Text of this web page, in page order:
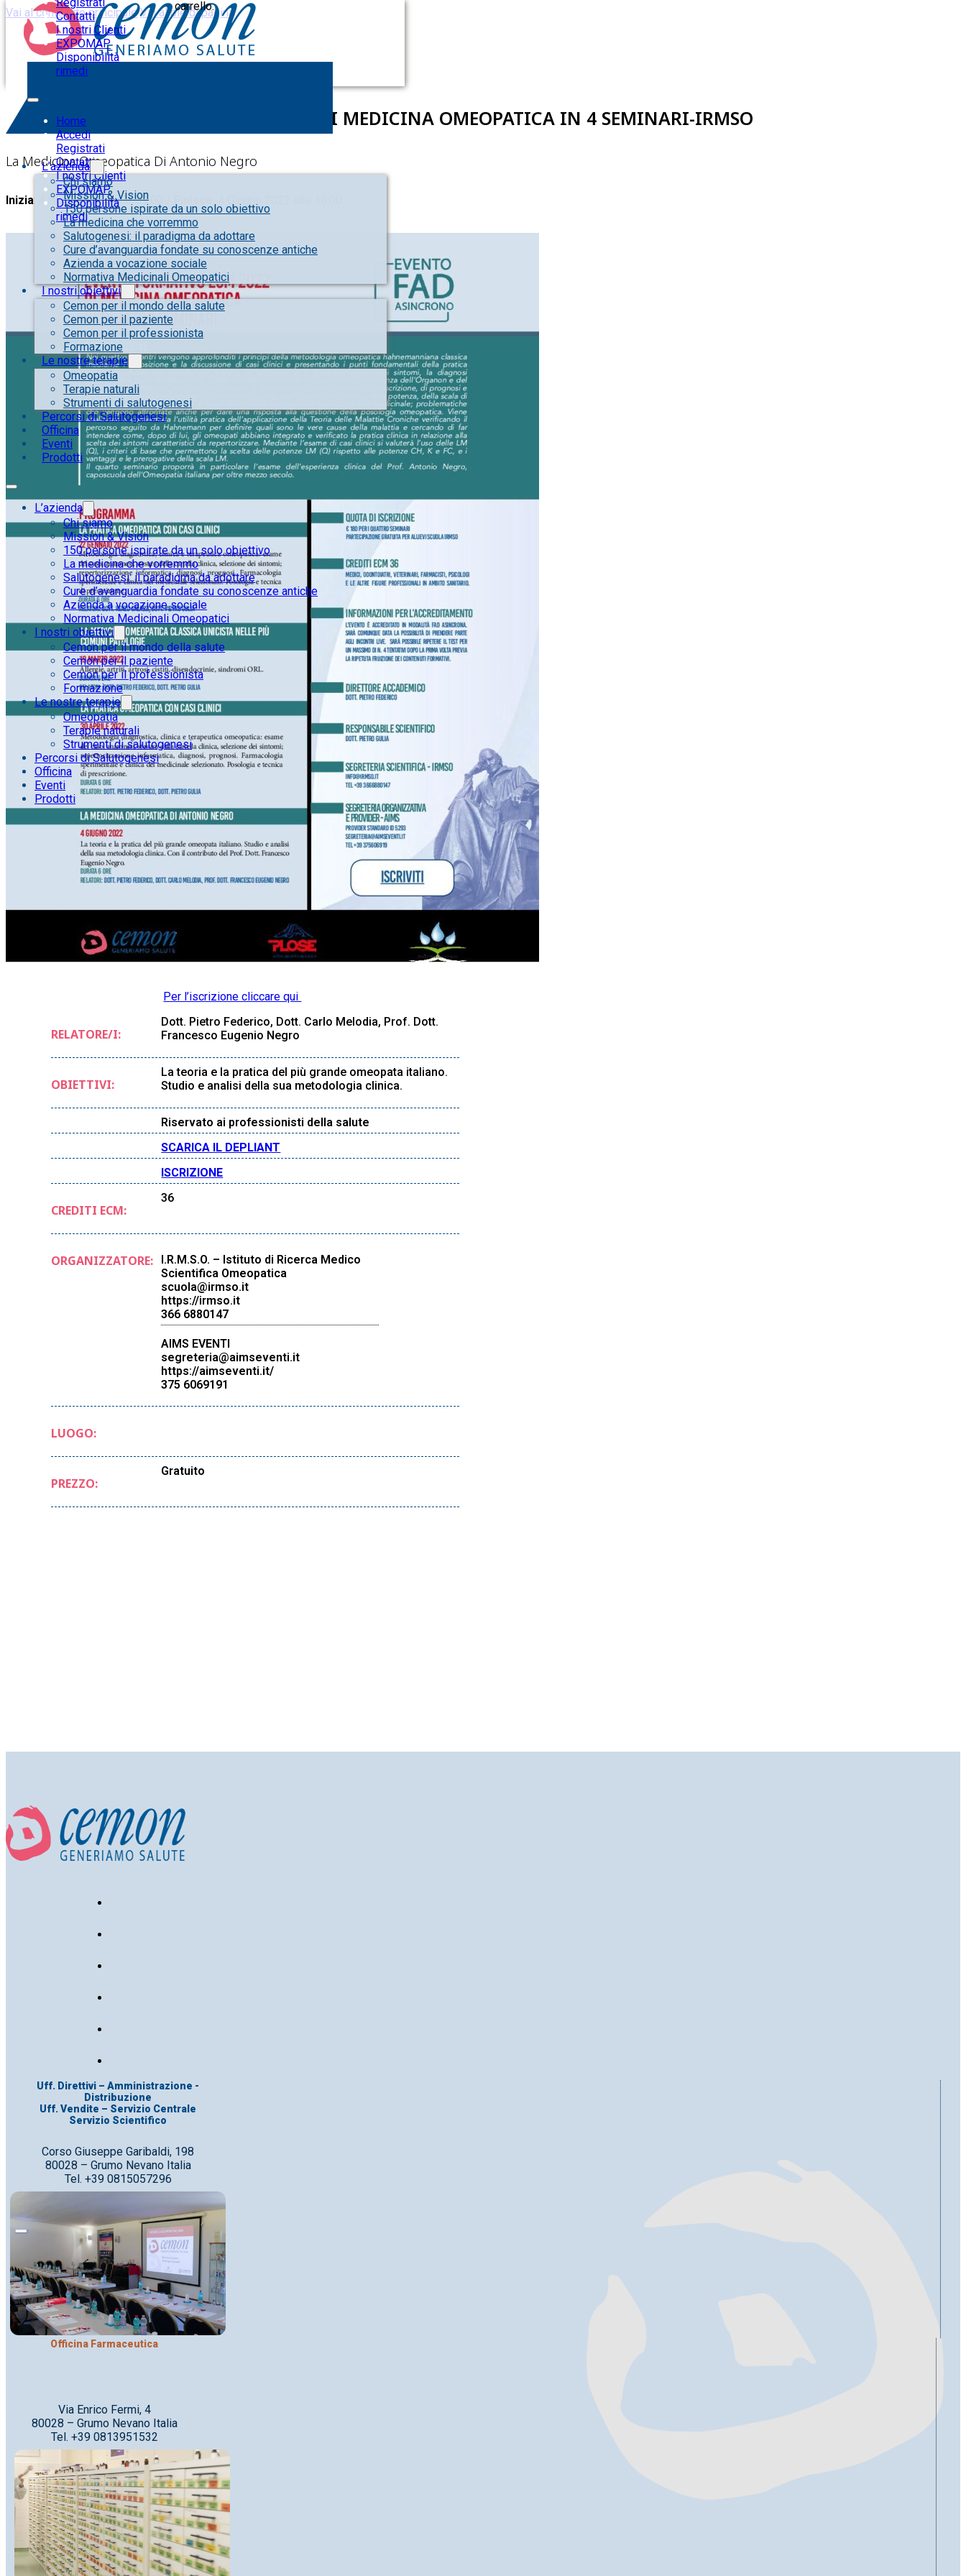
Vai al contenuto principale Vai al piè di pagina
Contatti
I nostri Clienti
EXPOMAP
Disponibilità
rimedi
Home
Accedi
Registrati
Contatti
I nostri Clienti
EXPOMAP
Disponibilità
rimedi
carrello.
L’azienda
Chi siamo
Mission & Vision
150 persone ispirate da un solo obiettivo
La medicina che vorremmo
Salutogenesi: il paradigma da adottare
Cure d’avanguardia fondate su conoscenze antiche
Azienda a vocazione sociale
Normativa Medicinali Omeopatici
I nostri obiettivi
Cemon per il mondo della salute
Cemon per il paziente
Cemon per il professionista
Formazione
Le nostre terapie
Omeopatia
Terapie naturali
Strumenti di salutogenesi
Percorsi di Salutogenesi
Officina
Eventi
Prodotti
L’azienda
Chi siamo
Mission & Vision
150 persone ispirate da un solo obiettivo
La medicina che vorremmo
Salutogenesi: il paradigma da adottare
Cure d’avanguardia fondate su conoscenze antiche
Azienda a vocazione sociale
Normativa Medicinali Omeopatici
I nostri obiettivi
Cemon per il mondo della salute
Cemon per il paziente
Cemon per il professionista
Formazione
Le nostre terapie
Omeopatia
Terapie naturali
Strumenti di salutogenesi
Percorsi di Salutogenesi
Officina
Eventi
Prodotti
FAD-EVENTO FORMATIVO ECM 2022 DI MEDICINA OMEOPATICA IN 4 SEMINARI-IRMSO
La Medicina Omeopatica Di Antonio Negro
Inizia: 4 Giugno 2022 alle 09:00 /
Per l’iscrizione cliccare qui
RELATORE/I:
Dott. Pietro Federico, Dott. Carlo Melodia, Prof. Dott.
Francesco Eugenio Negro
OBIETTIVI:
La teoria e la pratica del più grande omeopata italiano.
Studio e analisi della sua metodologia clinica.
Riservato ai professionisti della salute
SCARICA IL DEPLIANT
ISCRIZIONE
CREDITI ECM:
36
ORGANIZZATORE:
I.R.M.S.O. – Istituto di Ricerca Medico
Scientifica Omeopatica
scuola@irmso.it
https://irmso.it
366 6880147
AIMS EVENTI
segreteria@aimseventi.it
https://aimseventi.it/
375 6069191
LUOGO:
PREZZO:
Gratuito
Uff. Direttivi – Amministrazione -
Distribuzione
Uff. Vendite – Servizio Centrale
Servizio Scientifico
Corso Giuseppe Garibaldi, 198
80028 – Grumo Nevano Italia
Tel. +39 0815057296
Officina Farmaceutica
Via Enrico Fermi, 4
80028 – Grumo Nevano Italia
Tel. +39 0813951532